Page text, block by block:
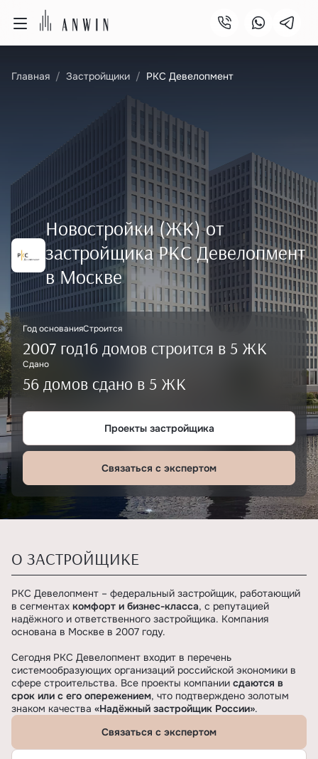
Главная Застройщики РКС Девелопмент
Новостройки (ЖК) от
застройщика РКС Девелопмент
в Москве
Год основания
2007 год
Строится
16 домов строится в 5 ЖК
Сдано
56 домов сдано в 5 ЖК
Проекты застройщика
Связаться с экспертом
О ЗАСТРОЙЩИКЕ
РКС Девелопмент – федеральный застройщик, работающий
в сегментах комфорт и бизнес-класса, с репутацией
надёжного и ответственного застройщика. Компания
основана в Москве в 2007 году.
Сегодня РКС Девелопмент входит в перечень
системообразующих организаций российской экономики в
сфере строительства. Все проекты компании сдаются в
срок или с его опережением, что подтверждено золотым
знаком качества «Надёжный застройщик России».
Связаться с экспертом